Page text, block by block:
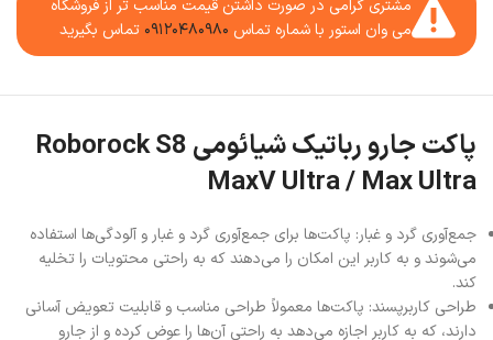
مشتری گرامی در صورت داشتن قیمت مناسب تر از فروشگاه
می وان استور با شماره تماس ۰۹۱۲۰۴۸۰۹۸۰ تماس بگیرید
پاکت جارو رباتیک شیائومی Roborock S8
MaxV Ultra / Max Ultra
جمع‌آوری گرد و غبار: پاکت‌ها برای جمع‌آوری گرد و غبار و آلودگی‌ها استفاده
می‌شوند و به کاربر این امکان را می‌دهند که به راحتی محتویات را تخلیه
کند.
طراحی کاربرپسند: پاکت‌ها معمولاً طراحی مناسب و قابلیت تعویض آسانی
دارند، که به کاربر اجازه می‌دهد به راحتی آن‌ها را عوض کرده و از جارو